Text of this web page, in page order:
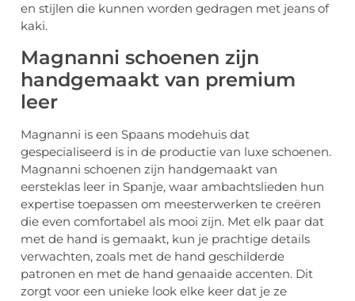
en stijlen die kunnen worden gedragen met jeans of
kaki.
Magnanni schoenen zijn
handgemaakt van premium
leer
Magnanni is een Spaans modehuis dat
gespecialiseerd is in de productie van luxe schoenen.
Magnanni schoenen zijn handgemaakt van
eersteklas leer in Spanje, waar ambachtslieden hun
expertise toepassen om meesterwerken te creëren
die even comfortabel als mooi zijn. Met elk paar dat
met de hand is gemaakt, kun je prachtige details
verwachten, zoals met de hand geschilderde
patronen en met de hand genaaide accenten. Dit
zorgt voor een unieke look elke keer dat je ze